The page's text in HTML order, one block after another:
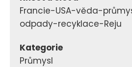
Francie-USA-věda-
odpady-recyklace-Reju
Kategorie
Průmysl